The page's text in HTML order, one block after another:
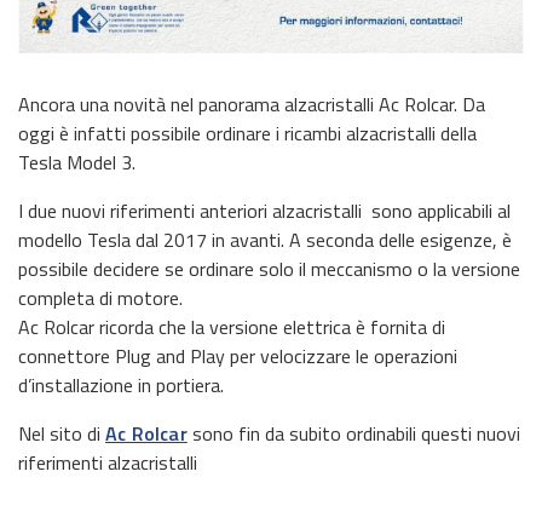
Ancora una novità nel panorama alzacristalli Ac Rolcar. Da
oggi è infatti possibile ordinare i ricambi alzacristalli della
Tesla Model 3.
I due nuovi riferimenti anteriori alzacristalli sono applicabili al
modello Tesla dal 2017 in avanti. A seconda delle esigenze, è
possibile decidere se ordinare solo il meccanismo o la versione
completa di motore.
Ac Rolcar ricorda che la versione elettrica è fornita di
connettore Plug and Play per velocizzare le operazioni
d’installazione in portiera.
Nel sito di Ac Rolcarsono fin da subito ordinabili questi nuovi
riferimenti alzacristalli